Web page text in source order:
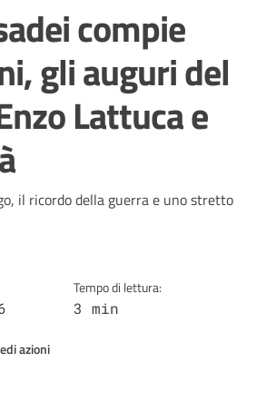
compie
gli auguri del
Lattuca e
notizia
il ricordo della guerra e uno stretto
Tempo di lettura:
3 min
azioni